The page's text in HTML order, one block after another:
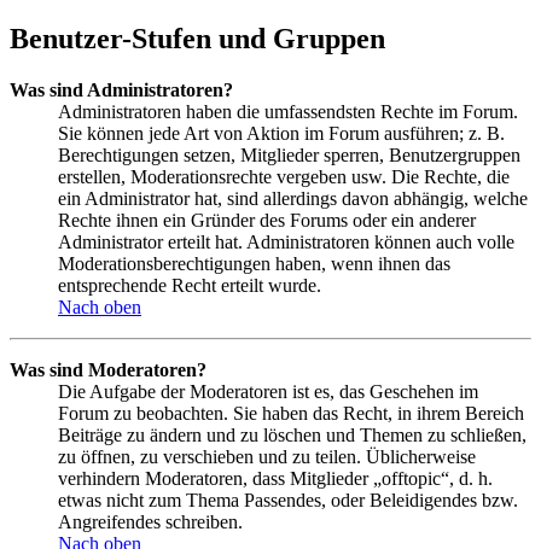
Benutzer-Stufen und Gruppen
Was sind Administratoren?
Administratoren haben die umfassendsten Rechte im Forum.
Sie können jede Art von Aktion im Forum ausführen; z. B.
Berechtigungen setzen, Mitglieder sperren, Benutzergruppen
erstellen, Moderationsrechte vergeben usw. Die Rechte, die
ein Administrator hat, sind allerdings davon abhängig, welche
Rechte ihnen ein Gründer des Forums oder ein anderer
Administrator erteilt hat. Administratoren können auch volle
Moderationsberechtigungen haben, wenn ihnen das
entsprechende Recht erteilt wurde.
Nach oben
Was sind Moderatoren?
Die Aufgabe der Moderatoren ist es, das Geschehen im
Forum zu beobachten. Sie haben das Recht, in ihrem Bereich
Beiträge zu ändern und zu löschen und Themen zu schließen,
zu öffnen, zu verschieben und zu teilen. Üblicherweise
verhindern Moderatoren, dass Mitglieder „offtopic“, d. h.
etwas nicht zum Thema Passendes, oder Beleidigendes bzw.
Angreifendes schreiben.
Nach oben